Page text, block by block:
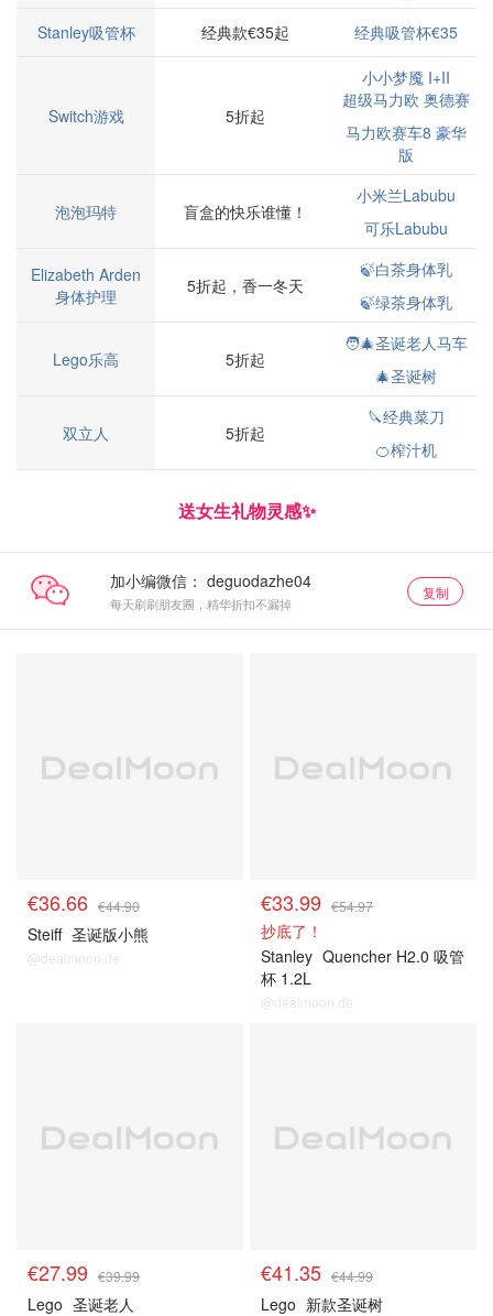
Stanley吸管杯
经典款€35起 经典吸管杯€35
Switch游戏 5折起
小小梦魇 I+II
超级马力欧 奥德赛
马力欧赛车8 豪华
版
泡泡玛特 盲盒的快乐谁懂！
小米兰Labubu
可乐Labubu
Elizabeth Arden
身体护理
5折起，香一冬天
🍃白茶身体乳
🍃绿茶身体乳
Lego乐高 5折起
🧑‍🎄圣诞老人马车
🎄圣诞树
双立人 5折起
🔪经典菜刀
🍊榨汁机
送女生礼物灵感✨
加小编微信：
每天刷刷朋友圈，精华折扣不漏掉
复制
€36.66 €44.90
Steiff 圣诞版小熊
@dealmoon.de
€33.99 €54.97
抄底了！
Stanley Quencher H2.0 吸管
杯 1.2L
@dealmoon.de
€27.99 €39.99
Lego 圣诞老人
€41.35 €44.99
Lego 新款圣诞树